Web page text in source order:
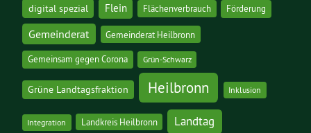
digital spezial Flein Flächenverbrauch Förderung
Gemeinderat Gemeinderat Heilbronn
Gemeinsam gegen Corona Grün-Schwarz
Grüne Landtagsfraktion Heilbronn Inklusion
Integration Landkreis Heilbronn Landtag